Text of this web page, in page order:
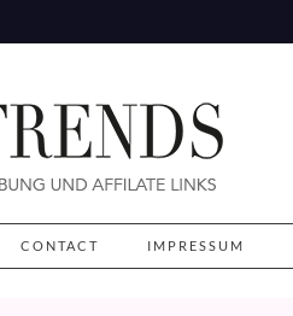
CONTACT IMPRESSUM